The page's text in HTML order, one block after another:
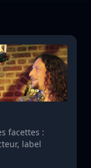
facettes :
label